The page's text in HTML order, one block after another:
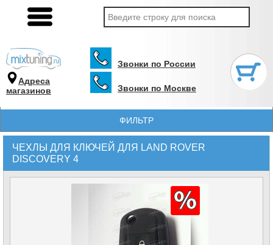
Адреса
магазинов
Звонки по России
Звонки по Москве
ФИЛЬТР
ЧЕХЛЫ ДЛЯ КЛЮЧЕЙ ДЛЯ LAND ROVER
DISCOVERY 4